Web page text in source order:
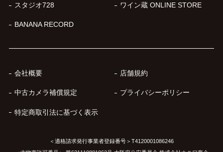
スタジオ728 ワイン蔵 ONLINE STORE
BANANA RECORD
会社概要 店舗規約
中古カメラ補償規定 プライバシーポリシー
特定商取引法に基づく表示
＜適格請求発行事業者登録番号＞T4120001086246